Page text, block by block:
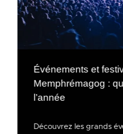
Événements et
Memphrémagog :
l’année
Découvrez les grands